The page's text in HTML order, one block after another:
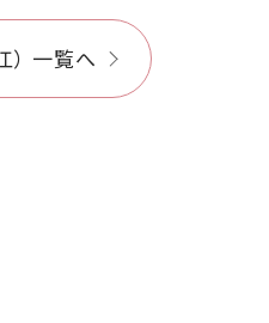
） 一覧へ